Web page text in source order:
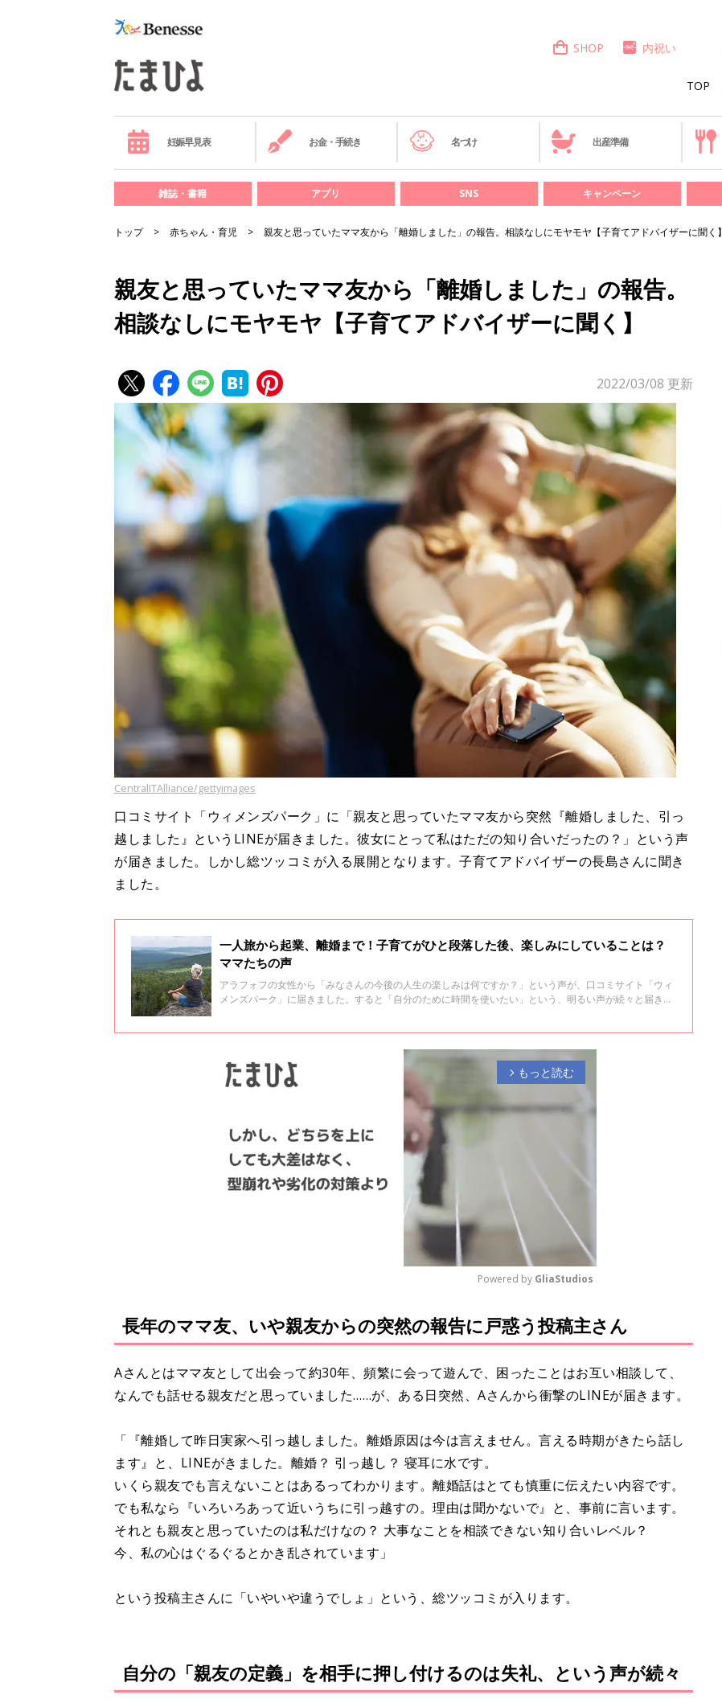
TOP
SHOP 内祝い
妊娠早見表 お金・手続き 名づけ 出産準備
雑誌・書籍 アプリ SNS キャンペーン
トップ 赤ちゃん・育児 親友と思っていたママ友から「離婚しました」の報告。相談なしにモヤモヤ【子育てアドバイザーに聞く】
親友と思っていたママ友から「離婚しました」の報告。
相談なしにモヤモヤ【子育てアドバイザーに聞く】
2022/03/08 更新
CentralITAlliance/gettyimages
口コミサイト「ウィメンズパーク」に「親友と思っていたママ友から突然『離婚しました、引っ
越しました』というLINEが届きました。彼女にとって私はただの知り合いだったの？」という声
が届きました。しかし総ツッコミが入る展開となります。子育てアドバイザーの長島さんに聞き
ました。
一人旅から起業、離婚まで！子育てがひと段落した後、楽しみにしていることは？
ママたちの声
アラフォフの女性から「みなさんの今後の人生の楽しみは何ですか？」という声が、口コミサイト「ウィ
メンズパーク」に届きました。すると「自分のために時間を使いたい」という、明るい声が続々と届きま
arrow_forward_ios もっと読む
M
u
t
e
Powered by GliaStudios
長年のママ友、いや親友からの突然の報告に戸惑う投稿主さん
Aさんとはママ友として出会って約30年、頻繁に会って遊んで、困ったことはお互い相談して、
なんでも話せる親友だと思っていました……が、ある日突然、Aさんから衝撃のLINEが届きます。
「『離婚して昨日実家へ引っ越しました。離婚原因は今は言えません。言える時期がきたら話し
ます』と、LINEがきました。離婚？ 引っ越し？ 寝耳に水です。
いくら親友でも言えないことはあるってわかります。離婚話はとても慎重に伝えたい内容です。
でも私なら『いろいろあって近いうちに引っ越すの。理由は聞かないで』と、事前に言います。
それとも親友と思っていたのは私だけなの？ 大事なことを相談できない知り合いレベル？
今、私の心はぐるぐるとかき乱されています」
という投稿主さんに「いやいや違うでしょ」という、総ツッコミが入ります。
自分の「親友の定義」を相手に押し付けるのは失礼、という声が続々